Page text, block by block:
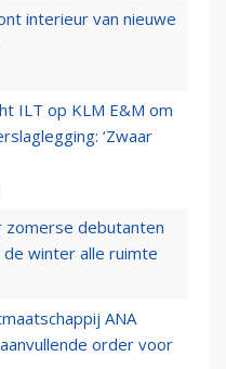
interieur van nieuwe
ILT op KLM E&M om
‘Zwaar
zomerse debutanten
de winter alle ruimte
ANA
order voor